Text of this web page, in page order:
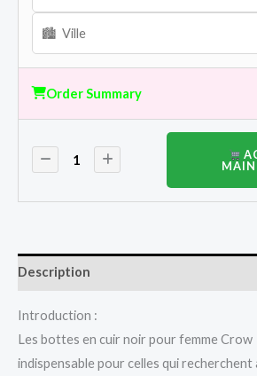
Order Summary
ACHETER
Description
Introduction :
Les bottes en cuir noir pour femme
indispensable pour celles qui